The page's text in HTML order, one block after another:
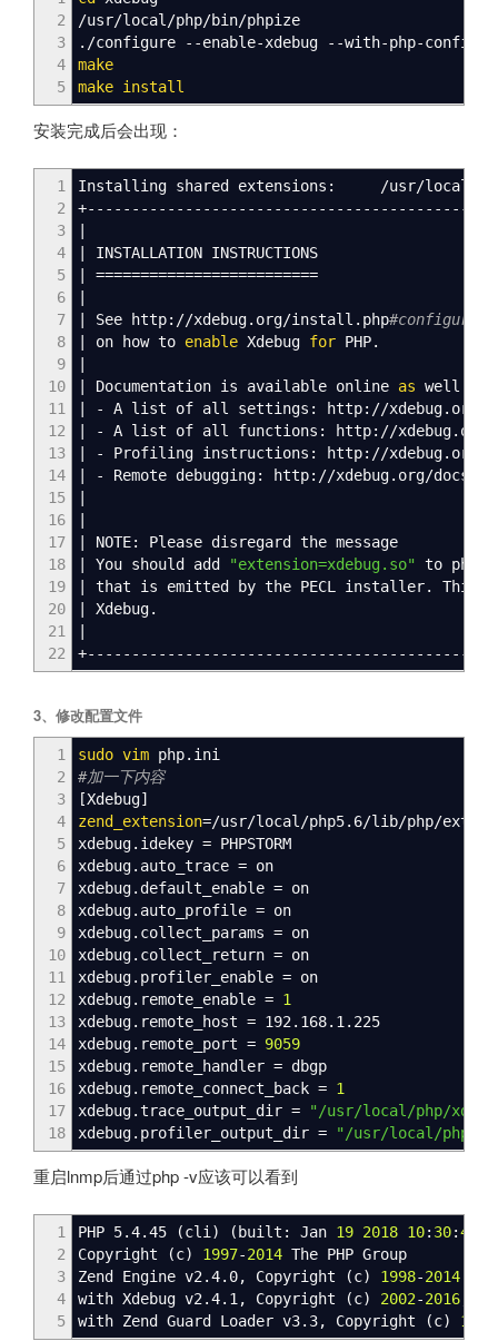
2
3
4
5
/usr/local /php/bin/phpize
. /configure --enable-xdebug --with-php-config=
make
make install
安装完成后会出现：
1
2
3
4
5
6
7
8
9
10
11
12
13
14
15
16
17
18
19
20
21
22
Installing shared extensions: /usr/local
INSTALLATION INSTRUCTIONS
=========================
See http: //xdebug.org/install.php#configure-
on how to enable Xdebug for PHP.
Documentation is available online as well:
- A list of all settings: http: //xdebug.org
- A list of all functions: http: //xdebug.org
- Profiling instructions: http: //xdebug.org
- Remote debugging: http: //xdebug.org/docs-
NOTE: Please disregard the message
You should add "extension=xdebug.so" to
that is emitted by the PECL installer. This
Xdebug.
3、修改配置文件
1
2
3
4
5
6
7
8
9
10
11
12
13
14
15
16
17
18
sudo vim php.ini
#加一下内容
[Xdebug]
zend_extension=/usr/local /php5.6/lib/php/
xdebug.idekey = PHPSTORM
xdebug.auto_trace = on
xdebug.default_enable = on
xdebug.auto_profile = on
xdebug.collect_params = on
xdebug.collect_return = on
xdebug.profiler_enable = on
xdebug.remote_enable = 1
xdebug.remote_host = 192.168.1.225
xdebug.remote_port = 9059
xdebug.remote_handler = dbgp
xdebug.remote_connect_back = 1
xdebug.trace_output_dir =
"/usr/local/php/
xdebug.profiler_output_dir =
"/usr/local/php/
重启lnmp后通过php -v应该可以看到
1
2
3
4
5
PHP 5.4.45 (cli ) ( built: Jan 19 2018 10: 30:47
Copyright
(c) 1997-2014 The PHP Group
Zend Engine v2.4.0, Copyright
(c) 1998-2014
with Xdebug v2.4.1, Copyright
(c) 2002-2016
with Zend Guard Loader v3.3, Copyright
(c) 1998